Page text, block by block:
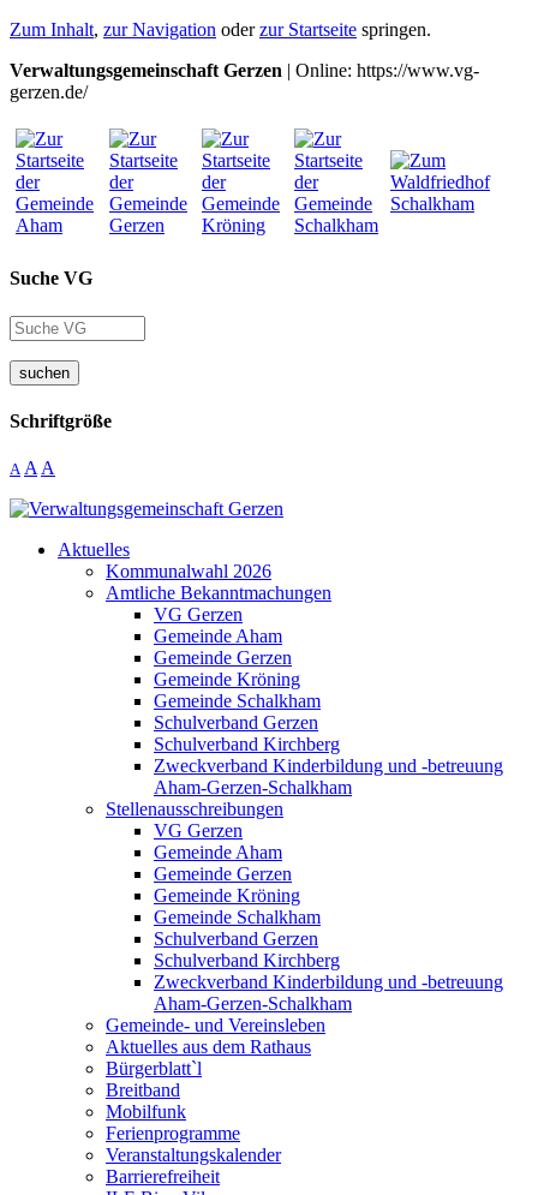
Zum Inhalt, zur Navigation oderzur Startseite springen.
Verwaltungsgemeinschaft Gerzen | Online: https://www.vg-
gerzen.de/
Suche VG
suchen
Schriftgröße
A A A
Aktuelles
Kommunalwahl 2026
Amtliche Bekanntmachungen
VG Gerzen
Gemeinde Aham
Gemeinde Gerzen
Gemeinde Kröning
Gemeinde Schalkham
Schulverband Gerzen
Schulverband Kirchberg
Zweckverband Kinderbildung und -betreuung
Aham-Gerzen-Schalkham
Stellenausschreibungen
VG Gerzen
Gemeinde Aham
Gemeinde Gerzen
Gemeinde Kröning
Gemeinde Schalkham
Schulverband Gerzen
Schulverband Kirchberg
Zweckverband Kinderbildung und -betreuung
Aham-Gerzen-Schalkham
Gemeinde- und Vereinsleben
Aktuelles aus dem Rathaus
Bürgerblatt`l
Breitband
Mobilfunk
Ferienprogramme
Veranstaltungskalender
Barrierefreiheit